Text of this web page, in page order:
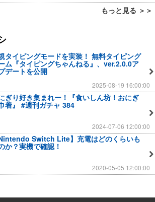
もっと見る ＞＞
タイピングモードを実装！ 無料タイピング
ム『タイピングちゃんねる』、ver.2.0.0ア
デートを公開
2025-08-19 16:00:00
ぎり好き集まれー！『食いしん坊！おにぎ
着』 #週刊ガチャ 384
2024-07-06 12:00:00
Nintendo Switch Lite】充電はどのくらいも
か？実機で確認！
2020-05-05 12:00:00